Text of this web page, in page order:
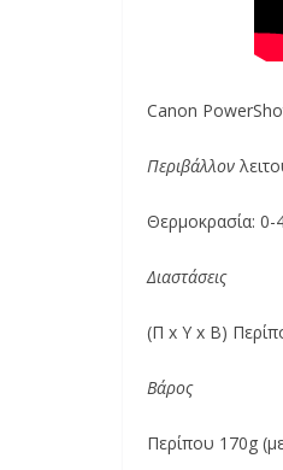
Canon
Περιβάλλον
Θερμοκρασία: 0-
Διαστάσεις
(Π x Υ x Β)
Βάρος
Περίπου 170g